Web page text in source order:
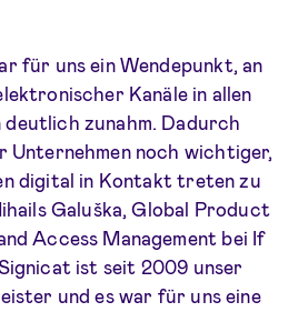
für uns ein Wendepunkt, an
Kanäle in allen
deutlich zunahm. Dadurch
Unternehmen noch wichtiger,
digital in Kontakt treten zu
Galuška, Global Product
Access Management bei If
ist seit 2009 unser
und es war für uns eine